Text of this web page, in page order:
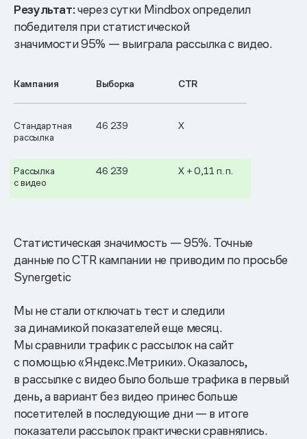
Результат:через сутки Mindbox определил
победителя при статистической
значимости 95% — выиграла рассылка с видео.
Кампания Выборка CTR
Стандартная
рассылка
46 239 X
Рассылка
с видео
46 239 X + 0,11 п. п.
Статистическая значимость — 95%. Точные
данные по CTR кампании не приводим по просьбе
Synergetic
Мы не стали отключать тест и следили
за динамикой показателей еще месяц.
Мы сравнили трафик с рассылок на сайт
с помощью «Яндекс.Метрики». Оказалось,
в рассылке с видео было больше трафика в первый
день, а вариант без видео принес больше
посетителей в последующие дни — в итоге
показатели рассылок практически сравнялись.